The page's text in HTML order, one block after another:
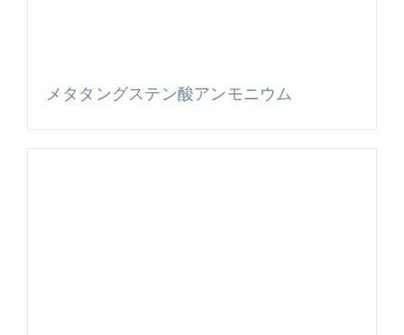
メタタングステン酸アンモニウム